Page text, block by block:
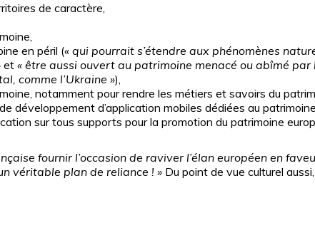
de caractère,
en péril (« qui pourrait s’étendre aux phénomènes
et « être aussi ouvert au patrimoine menacé ou abîmé par
comme l’Ukraine »),
notamment pour rendre les métiers et savoirs du
développement d’application mobiles dédiées au
sur tous supports pour la promotion du patrimoine
fournir l’occasion de raviver l’élan européen en
véritable plan de reliance ! » Du point de vue culturel